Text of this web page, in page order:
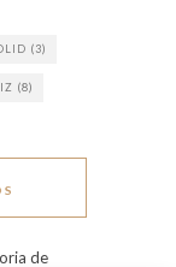
(3)
(8)
de